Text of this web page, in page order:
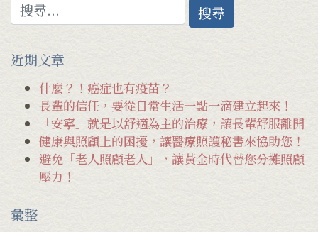
尋
鍵
字:
近期文章
什麼？！癌症也有疫苗？
長輩的信任，要從日常生活一點一滴建立起來！
「安寧」就是以舒適為主的治療，讓長輩舒服離開
健康與照顧上的困擾，讓醫療照護秘書來協助您！
避免「老人照顧老人」，讓黃金時代替您分攤照顧
壓力！
彙整